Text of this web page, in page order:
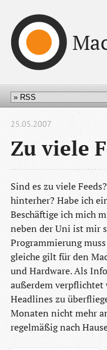
Zu viele
25.05.2007
Sind es zu viele
hinterher? Habe ich
Beschäftige ich mich
neben der Uni ist mir
Programmierung
gleiche gilt für den
und Hardware. Als
außerdem
Headlines zu
Monaten nicht mehr
regelmäßig nach